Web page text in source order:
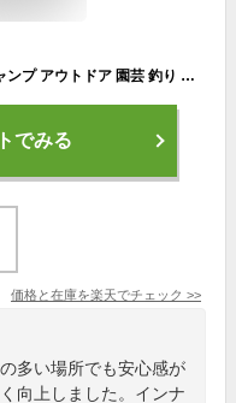
虫除けインナー 虫対策 防虫インナー キャンプ アウトドア 園芸 釣り 作業服 インナーウェア レディース M L LL L 3L
でみる
価格と在庫を楽天でチェック >>
多い場所でも安心感が
向上しました。インナ